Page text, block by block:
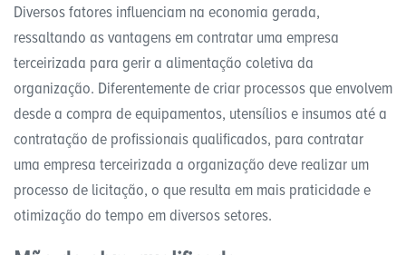
Diversos fatores influenciam na economia gerada,
ressaltando as vantagens em contratar uma empresa
terceirizada para gerir a alimentação coletiva da
organização. Diferentemente de criar processos que envolvem
desde a compra de equipamentos, utensílios e insumos até a
contratação de profissionais qualificados, para contratar
uma empresa terceirizada a organização deve realizar um
processo de licitação, o que resulta em mais praticidade e
otimização do tempo em diversos setores.